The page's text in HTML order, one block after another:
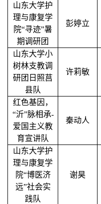
山东大学护
理与康复学
院“寻迹”暑
期调研团
彭婷立
山东大学小
树林支教调
研团日照莒
县队
许莉敏
红色基因，
“沂”脉相承-
爱国主义教
育宣讲队
秦动人
山东大学护
理与康复学
院“博医济
远”社会实
践队
谢昊